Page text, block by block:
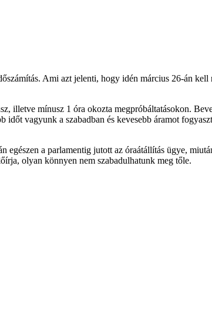
Ami azt jelenti, hogy idén március 26-án
illetve mínusz 1 óra okozta megpróbáltatásokon.
vagyunk a szabadban és kevesebb áramot
a parlamentig jutott az óraátállítás ügye,
olyan könnyen nem szabadulhatunk meg tőle.